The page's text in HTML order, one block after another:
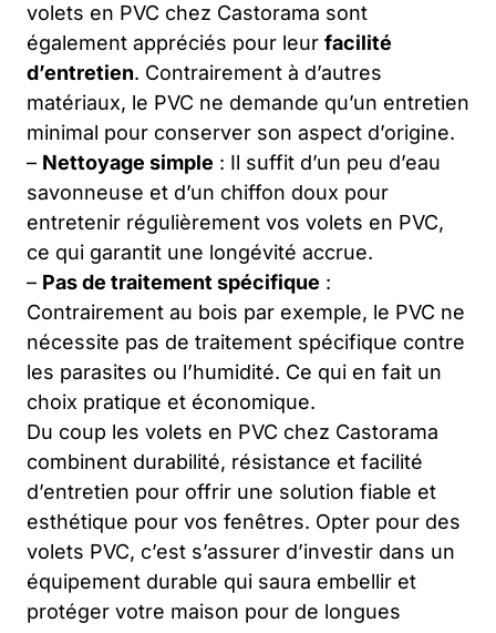
volets en PVC chez Castorama sont
également appréciés pour leur facilité
d’entretien. Contrairement à d’autres
matériaux, le PVC ne demande qu’un entretien
minimal pour conserver son aspect d’origine.
– Nettoyage simple : Il suffit d’un peu d’eau
savonneuse et d’un chiffon doux pour
entretenir régulièrement vos volets en PVC,
ce qui garantit une longévité accrue.
– Pas de traitement spécifique :
Contrairement au bois par exemple, le PVC ne
nécessite pas de traitement spécifique contre
les parasites ou l’humidité. Ce qui en fait un
choix pratique et économique.
Du coup les volets en PVC chez Castorama
combinent durabilité, résistance et facilité
d’entretien pour offrir une solution fiable et
esthétique pour vos fenêtres. Opter pour des
volets PVC, c’est s’assurer d’investir dans un
équipement durable qui saura embellir et
protéger votre maison pour de longues